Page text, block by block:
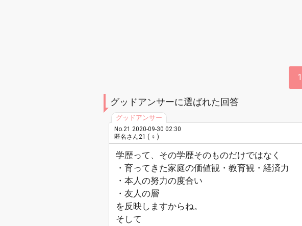
1
グッドアンサーに選ばれた回答
No.21 2020-09-30 02:30
匿名さん21 ( ♀ )
学歴って、その学歴そのものだけではなく
・育ってきた家庭の価値観・教育観・経済力
・本人の努力の度合い
・友人の層
を反映しますからね。
そして